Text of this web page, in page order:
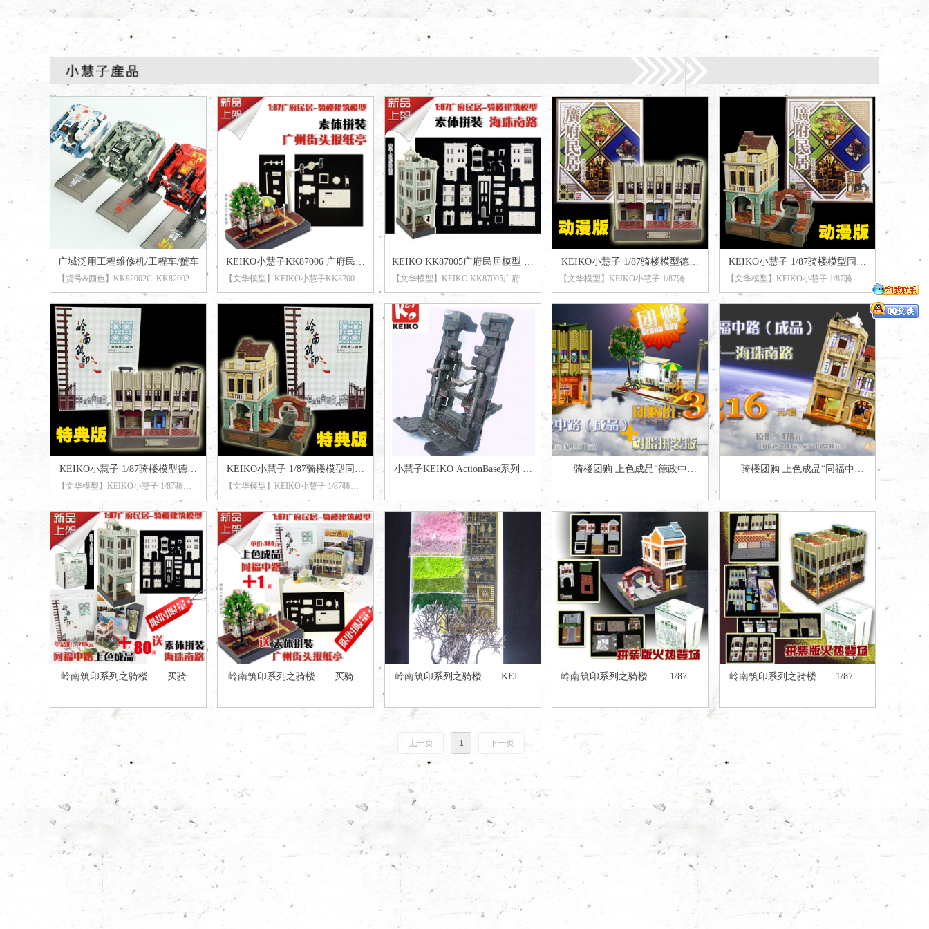
广域泛用工程维修机/工程车/蟹车
【货号&颜色】KK82002C KK82002D
KK82002E
白色机甲 红色机甲 绿色机甲
【比 例】泛用
【材 料】塑料套件 预上色 免胶水
KEIKO小慧子KK87006 广府民居
报纸亭 素体拼装树脂版
【文华模型】KEIKO小慧子KK87006
广府民居报纸亭 素体拼装树脂版
KEIKO KK87005广府民居模型 海
珠南路 素体拼装树脂版
【文华模型】KEIKO KK87005广府民
居模型 海珠南路 素体拼装树脂版
KEIKO小慧子 1/87骑楼模型德政
中路 特典版-广府民居
【文华模型】KEIKO小慧子 1/87骑楼
模型德政中路 特典版-广府民居
KEIKO小慧子 1/87骑楼模型同福
中路 动漫版-广府民居
【文华模型】KEIKO小慧子 1/87骑楼
模型同福中路 动漫版-广府民居
KEIKO小慧子 1/87骑楼模型德政
中路 特典版-岭南筑印
【文华模型】KEIKO小慧子 1/87骑楼
模型德政中路 特典版-岭南筑印
【品牌】小慧子 KEIKO
KEIKO小慧子 1/87骑楼模型同福
中路 特典版-岭南筑印
【文华模型】KEIKO小慧子 1/87骑楼
模型同福中路 特典版-岭南筑印
小慧子KEIKO ActionBase系列 高
骑楼团购 上色成品“德政中
骑楼团购 上色成品“同福中
岭南筑印系列之骑楼——买骑楼
新品“海珠南路”
岭南筑印系列之骑楼——买骑楼
新品“广州街头报纸亭”
岭南筑印系列之骑楼——KEIKO
装 树/花&蚀刻片
岭南筑印系列之骑楼—— 1/87 拼
岭南筑印系列之骑楼——1/87 拼
上一页 1 下一页